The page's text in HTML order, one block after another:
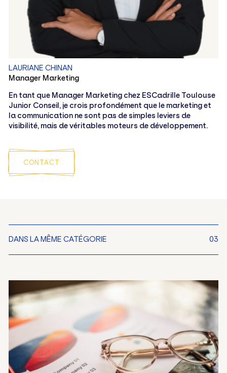
LAURIANE CHINAN
Manager Marketing
En tant que Manager Marketing chez ESCadrille Toulouse
Junior Conseil, je crois profondément que le marketing et
la communication ne sont pas de simples leviers de
visibilité, mais de véritables moteurs de développement.
CONTACT
DANS LA MÊME CATÉGORIE 03